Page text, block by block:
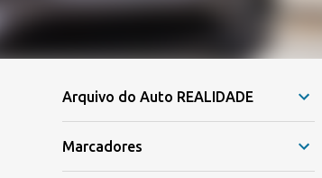
Arquivo do Auto REALIDADE
Marcadores